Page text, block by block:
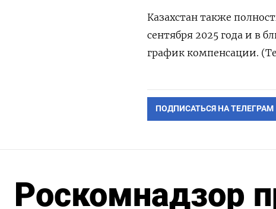
Казахстан также
сентября 2025 года и в
график компенсации.
ПОДПИСАТЬСЯ НА ТЕЛЕГРАМ
Роскомнадзор